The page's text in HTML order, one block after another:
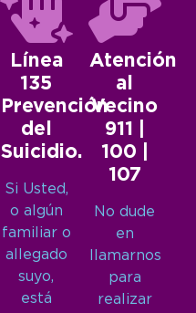
Línea
135
Prevención
del
Suicidio.
Si Usted,
o algún
familiar o
allegado
suyo,
está
Atención
al
Vecino
911 |
100 |
107
No dude
en
llamarnos
para
realizar